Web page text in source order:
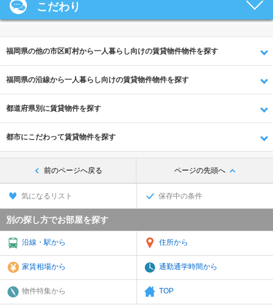
こだわり
福岡県の他の市区町村から一人暮らし向けの賃貸物件物件を探す
福岡県の沿線から一人暮らし向けの賃貸物件物件を探す
都道府県別に賃貸物件を探す
都市にこだわって賃貸物件を探す
前のページへ戻る ページの先頭へ
気になるリスト 保存中の条件
別の探し方でお部屋を探す
沿線・駅から 住所から
家賃相場から 通勤通学時間から
物件特集から TOP